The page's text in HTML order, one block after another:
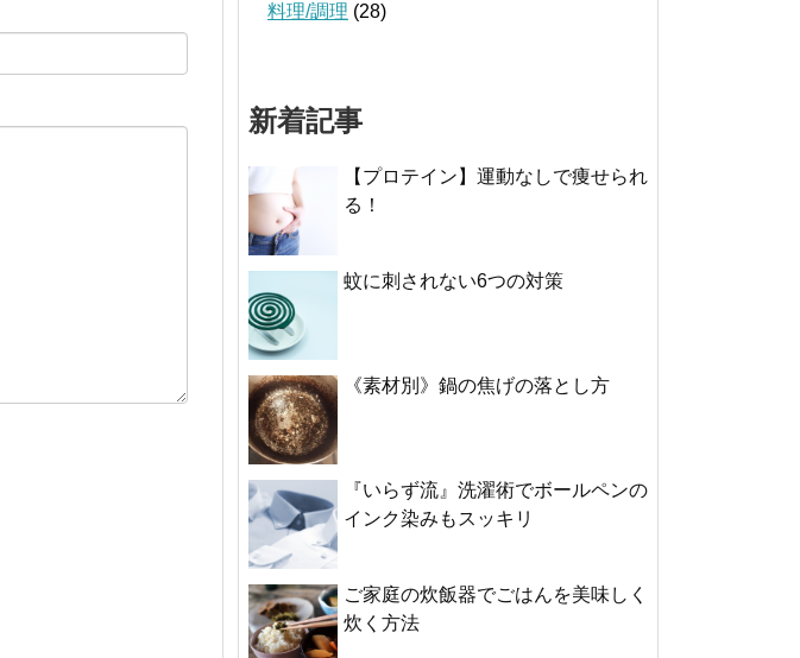
料理/調理 (28)
新着記事
【プロテイン】運動なしで痩せられ
る！
蚊に刺されない6つの対策
《素材別》鍋の焦げの落とし方
『いらず流』洗濯術でボールペンの
インク染みもスッキリ
ご家庭の炊飯器でごはんを美味しく
炊く方法